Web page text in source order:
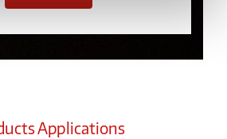
Applications